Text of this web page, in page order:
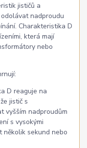
jističů a
nadproudu
Charakteristika D
která mají
nebo
D reaguje na
jistič s
vyšším nadproudům
s vysokými
několik sekund nebo